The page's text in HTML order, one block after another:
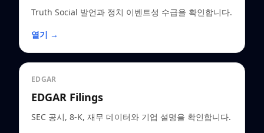
Truth Social 발언과 정치 이벤트성 수급을 확인합니다.
열기 →
EDGAR
EDGAR Filings
SEC 공시, 8-K, 재무 데이터와 기업 설명을 확인합니다.